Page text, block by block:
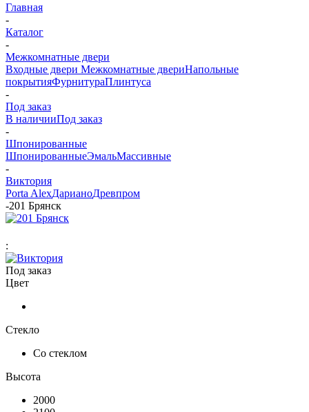
Главная
-
Каталог
-
Межкомнатные двери
Входные двери Межкомнатные двериНапольные
покрытияФурнитураПлинтуса
-
Под заказ
В наличииПод заказ
-
Шпонированные
ШпонированныеЭмальМассивные
-
Виктория
Porta AlexДарианоДревпром
-201 Брянск
:
Под заказ
Цвет
Стекло
Со стеклом
Высота
2000